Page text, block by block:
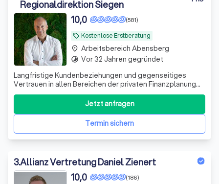
Regionaldirektion Siegen
local_offer Kostenlose Erstberatung
(581)
10,0
Langfristige Kundenbeziehungen und gegenseitiges
Vertrauen in allen Bereichen der privaten Finanzplanung
zeichnen uns aus. Im Bereich Kapitalanlage, Vorsorge und
Experten der Finanzanalyse für Privathaushalte - und
arbeiten unabhängig vonTermin sichern
Jetzt anfragen
place Arbeitsbereich Abensberg
timelapse Vor 32 Jahren gegründet
3.Allianz Vertretung Daniel Zienert
(186)
10,0